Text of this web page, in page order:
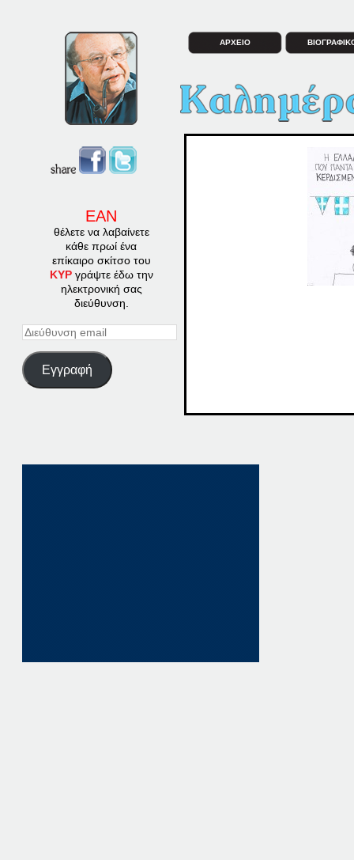
ΕΑΝ
θέλετε να λαβαίνετε
κάθε πρωί ένα
επίκαιρο σκίτσο του
ΚΥΡγράψτε έδω την
ηλεκτρονική σας
διεύθυνση.
Διεύθυνση
Εγγραφή
ΑΡΧΕΙΟ